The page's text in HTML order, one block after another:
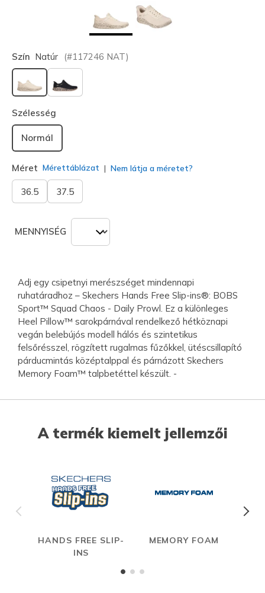
Szín Natúr (#117246 NAT)
kiválasztva
Szélesség
Normál
Méret Mérettáblázat Nem látja a méretet?
36.5 37.5
MENNYISÉG
Adj egy csipetnyi merészséget mindennapi
ruhatáradhoz – Skechers Hands Free Slip-ins®: BOBS
Sport™ Squad Chaos - Daily Prowl. Ez a különleges
Heel Pillow™ sarokpárnával rendelkező hétköznapi
vegán belebújós modell hálós és szintetikus
felsőrésszel, rögzített rugalmas fűzőkkel, ütéscsillapító
párducmintás középtalppal és párnázott Skechers
Memory Foam™ talpbetéttel készült. -
A termék kiemelt jellemzői
HANDS FREE SLIP-
INS
MEMORY FOAM